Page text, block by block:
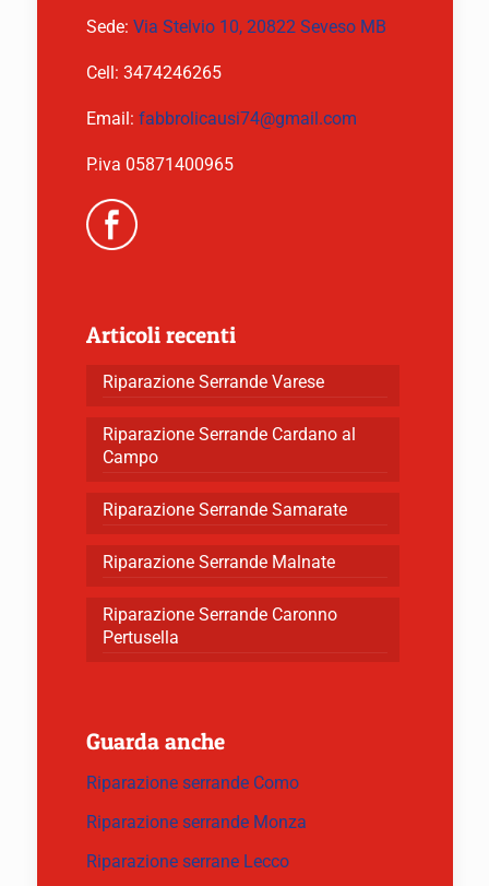
Sede: Via Stelvio 10, 20822 Seveso MB
Cell: 3474246265
Email: fabbrolicausi74@gmail.com
P.iva 05871400965
Articoli recenti
Riparazione Serrande Varese
Riparazione Serrande Cardano al
Campo
Riparazione Serrande Samarate
Riparazione Serrande Malnate
Riparazione Serrande Caronno
Pertusella
Guarda anche
Riparazione serrande Como
Riparazione serrande Monza
Riparazione serrane Lecco